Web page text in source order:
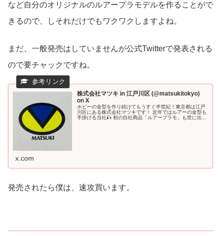
など自分のオリジナルのルアープラモデルを作ることがで
きるので、しそれだけでもワクワクしますよね。
まだ、一般発売はしていませんが公式Twitterで発表される
ので要チャックですね。
株式会社マツキ in 江戸川区 (@matsukitokyo)
on X
ホビーの金型を作り続けてもうすぐ半世紀！東京都は江戸
川区にある株式会社マツキです！ 近年ではルアーの金型も
手掛ける当社🎣 初の自社商品「ルアープラモ」も世に出
x.com
発売されたら僕は、速攻買います。